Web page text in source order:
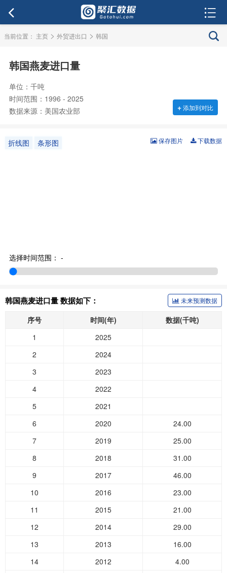
当前位置： 主页 > 外贸进出口 > 韩国
韩国燕麦进口量
单位：千吨
时间范围：1996 - 2025
数据来源：美国农业部
+添加到对比
折线图 条形图 下载数据
保存图片
选择时间范围： -
韩国燕麦进口量 数据如下： 未来预测数据
序号 时间(年)
数据(千吨)
1
2025
2
2024
3
2023
4
2022
5
2021
6
2020
24.00
7
2019
25.00
8
2018
31.00
9
2017
46.00
10
2016
23.00
11
2015
21.00
12
2014
29.00
13
2013
16.00
14
2012
4.00